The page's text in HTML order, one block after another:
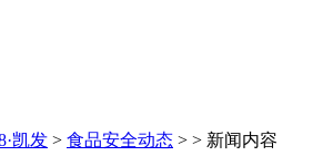
凯发 > 食品安全动态 > > 新闻内容